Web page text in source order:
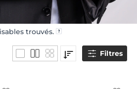
trouvés.
Filtres